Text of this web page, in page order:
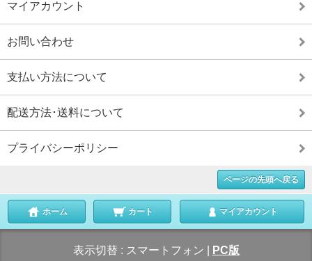
マイアカウント
お問い合わせ
支払い方法について
配送方法･送料について
プライバシーポリシー
ページの先頭へ戻る
ホーム カート マイアカウント
表示切替 : スマートフォン PC版